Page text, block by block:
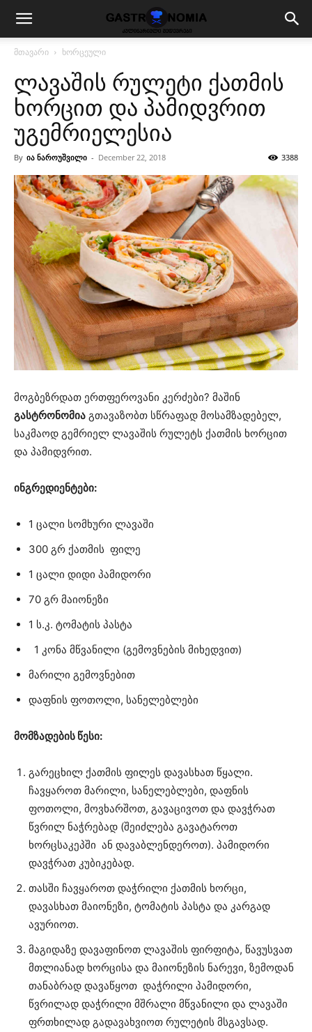
მთავარი ხორცეული
ლავაშის რულეტი ქათმის
ხორცით და პამიდვრით
უგემრიელესია
By ია ნაროუშვილი - December 22, 2018 3388
მოგბეზრდათ ერთფეროვანი კერძები? მაშინ
გასტრონომია გთავაზობთ სწრაფად მოსამზადებელ,
საკმაოდ გემრიელ ლავაშის რულეტს ქათმის ხორცით
და პამიდვრით.
ინგრედიენტები:
1 ცალი სომხური ლავაში
300 გრ ქათმის ფილე
1 ცალი დიდი პამიდორი
70 გრ მაიონეზი
1 ს.კ. ტომატის პასტა
1 კონა მწვანილი (გემოვნების მიხედვით)
მარილი გემოვნებით
დაფნის ფოთოლი, სანელებლები
მომზადების წესი:
გარეცხილ ქათმის ფილეს დავასხათ წყალი.
ჩავყაროთ მარილი, სანელებლები, დაფნის
ფოთოლი, მოვხარშოთ, გავაცივოთ და დავჭრათ
წვრილ ნაჭრებად (შეიძლება გავატაროთ
ხორცსაკეპში ან დავაბლენდეროთ). პამიდორი
დავჭრათ კუბიკებად.
თასში ჩავყაროთ დაჭრილი ქათმის ხორცი,
დავასხათ მაიონეზი, ტომატის პასტა და კარგად
ავურიოთ.
მაგიდაზე დავაფინოთ ლავაშის ფირფიტა, წავუსვათ
მთლიანად ხორცისა და მაიონეზის ნარევი, ზემოდან
თანაბრად დავაწყოთ დაჭრილი პამიდორი,
წვრილად დაჭრილი მშრალი მწვანილი და ლავაში
ფრთხილად გადავახვიოთ რულეტის მსგავსად.